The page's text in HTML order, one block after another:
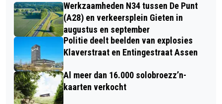
Werkzaamheden N34 tussen De Punt
(A28) en verkeersplein Gieten in
augustus en september
Politie deelt beelden van explosies
Klaverstraat en Entingestraat Assen
Al meer dan 16.000 solobroezz’n-
kaarten verkocht